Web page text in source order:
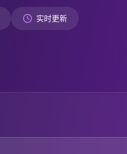
实时更新